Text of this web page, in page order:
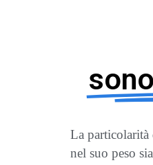
La
nel suo peso